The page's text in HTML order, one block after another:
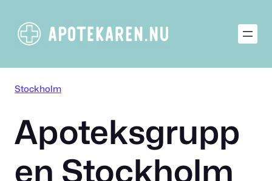
innehåll
Stockholm
Apoteksgrupp
en Stockholm